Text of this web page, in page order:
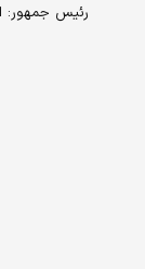
رئیس جمهور: